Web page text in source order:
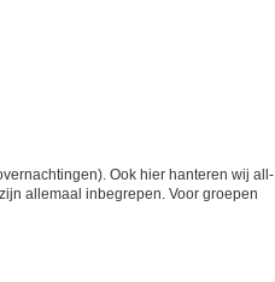
Ook hier hanteren wij all-
allemaal inbegrepen. Voor groepen